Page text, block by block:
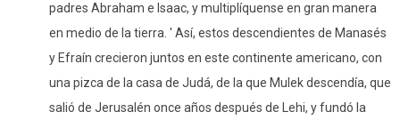
padres Abraham e Isaac, y multiplíquense en gran manera
en medio de la tierra. ' Así, estos descendientes de Manasés
y Efraín crecieron juntos en este continente americano, con
una pizca de la casa de Judá, de la que Mulek descendía, que
salió de Jerusalén once años después de Lehi, y fundó la